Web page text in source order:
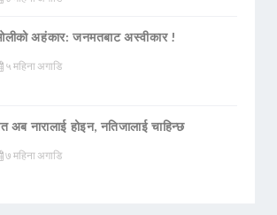
अहंकार: जनमतबाट अस्वीकार !
५ महिना अगाडि
अब नारालाई होइन, नतिजालाई चाहिन्छ
७ महिना अगाडि